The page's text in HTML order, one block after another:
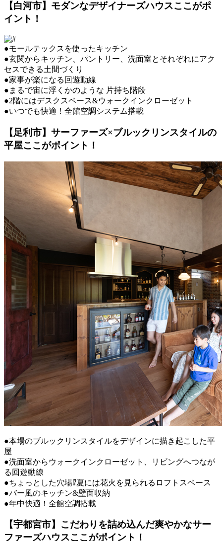
【白河市】モダンなデザイナーズハウスここがポ
イント！
●モールテックスを使ったキッチン
●玄関からキッチン、パントリー、洗面室とそれぞれにアク
セスできる土間づくり
●家事が楽になる回遊動線
●まるで宙に浮くかのような 片持ち階段
●2階にはデスクスペース&ウォークインクローゼット
●いつでも快適！全館空調システム搭載
【足利市】サーファーズ×ブルックリンスタイルの
平屋ここがポイント！
●本場のブルックリンスタイルをデザインに描き起こした平
屋
●洗面室からウォークインクローゼット、リビングへつなが
る回遊動線
●ちょっとした穴場⁉夏には花火を見られるロフトスペース
●バー風のキッチン&壁面収納
●年中快適！全館空調搭載
【宇都宮市】こだわりを詰め込んだ爽やかなサー
ファーズハウスここがポイント！